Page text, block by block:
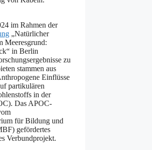
im Rahmen der
„Natürlicher
Meeresgrund:
in Berlin
zu
stammen aus
Einflüsse
partikulären
in der
Das APOC-
für Bildung und
gefördertes
Verbundprojekt.